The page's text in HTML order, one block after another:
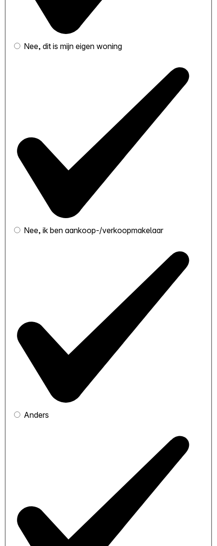
Nee, dit is mijn eigen woning
Nee, ik ben aankoop-/verkoopmakelaar
Anders